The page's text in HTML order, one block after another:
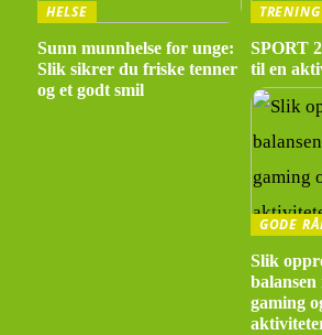
HELSE
Sunn munnhelse for unge:
Slik sikrer du friske tenner
og et godt smil
TRENING
SPORT
til en
GODE
Slik
balansen
gaming